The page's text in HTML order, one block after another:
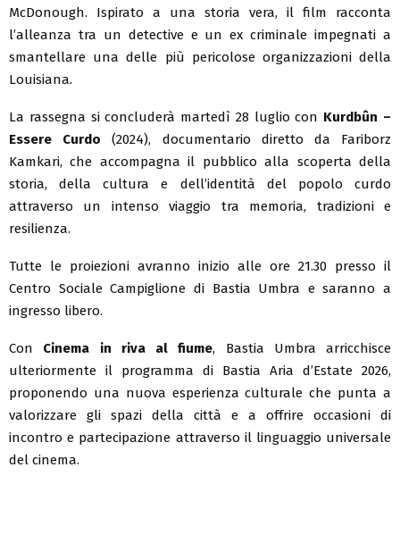
McDonough. Ispirato a una storia vera, il film racconta
l’alleanza tra un detective e un ex criminale impegnati a
smantellare una delle più pericolose organizzazioni della
Louisiana.
La rassegna si concluderà martedì 28 luglio con Kurdbûn –
Essere Curdo (2024), documentario diretto da Fariborz
Kamkari, che accompagna il pubblico alla scoperta della
storia, della cultura e dell’identità del popolo curdo
attraverso un intenso viaggio tra memoria, tradizioni e
resilienza.
Tutte le proiezioni avranno inizio alle ore 21.30 presso il
Centro Sociale Campiglione di Bastia Umbra e saranno a
ingresso libero.
Con Cinema in riva al fiume, Bastia Umbra arricchisce
ulteriormente il programma di Bastia Aria d’Estate 2026,
proponendo una nuova esperienza culturale che punta a
valorizzare gli spazi della città e a offrire occasioni di
incontro e partecipazione attraverso il linguaggio universale
del cinema.